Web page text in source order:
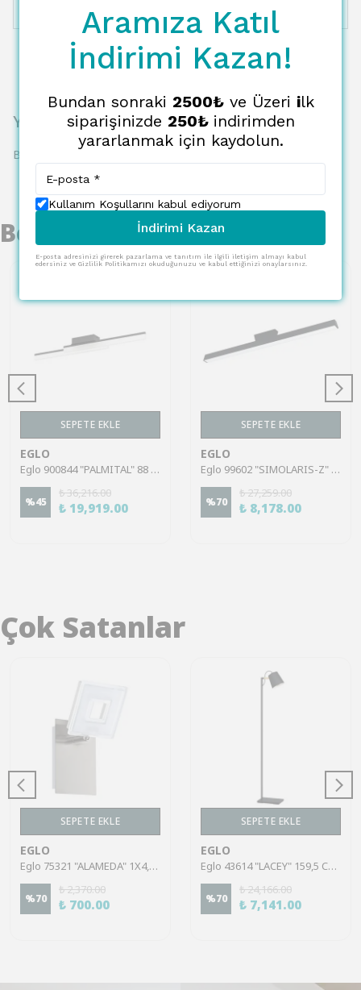
46884.26 TL 3907.02 TL
Yorumlar
Bu ürün için henüz yorum yapılmamış.
Benzer Ürünler
SEPETE EKLE
EGLO
Eglo 900844 "PALMITAL" 88 Cm Uzunluğunda Alüminyum, Çelik Siyah Duvar Tavan Armatürü Ip44
%45
₺ 36,216.00
₺ 19,919.00
SEPETE EKLE
EGLO
Eglo 99602 "SIMOLARIS-Z" 122 Cm Uzunluğunda Alüminyum, Çelik Siyah Tavan Armatürü RGB
%70
₺ 27,259.00
₺ 8,178.00
Çok Satanlar
SEPETE EKLE
EGLO
Eglo 75321 "ALAMEDA" 1X4,5W Çelik Nikel Mat Sıva Üstü Spot
%70
₺ 2,370.00
₺ 700.00
SEPETE EKLE
EGLO
Eglo 43614 "LACEY" 159,5 Cm Yüksekliğinde Çelik, Ahşap Köşe Lambası Lambader
%70
₺ 24,166.00
₺ 7,141.00
Aramıza Katıl
İndirimi Kazan!
Bundan sonraki 2500₺ve Üzeri ilk
siparişinizde 250₺ indirimden
yararlanmak için kaydolun.
Kullanım Koşullarını kabul ediyorum
İndirimi Kazan
E-posta adresinizi girerek pazarlama ve tanıtım ile ilgili iletişim almayı kabul
edersiniz ve Gizlilik Politikamızı okuduğunuzu ve kabul ettiğinizi onaylarsınız.